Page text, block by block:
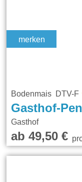
merken
Bodenmais DTV-F
Gasthof-
Gasthof
ab 49,50 €pro